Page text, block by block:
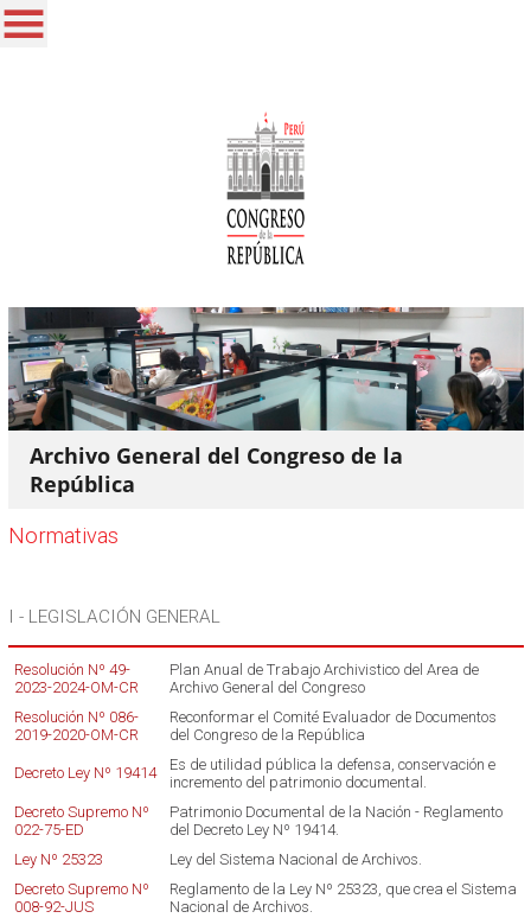
Archivo General del Congreso de la
República
Normativas
I - LEGISLACIÓN GENERAL
Resolución Nº 49-
2023-2024-OM-CR
Plan Anual de Trabajo Archivistico del Area de
Archivo General del Congreso
Resolución Nº 086-
2019-2020-OM-CR
Reconformar el Comité Evaluador de Documentos
del Congreso de la República
Decreto Ley Nº 19414
Es de utilidad pública la defensa, conservación e
incremento del patrimonio documental.
Decreto Supremo Nº
022-75-ED
Patrimonio Documental de la Nación - Reglamento
del Decreto Ley Nº 19414.
Ley Nº 25323
Ley del Sistema Nacional de Archivos.
Decreto Supremo Nº
008-92-JUS
Reglamento de la Ley Nº 25323, que crea el Sistema
Nacional de Archivos.